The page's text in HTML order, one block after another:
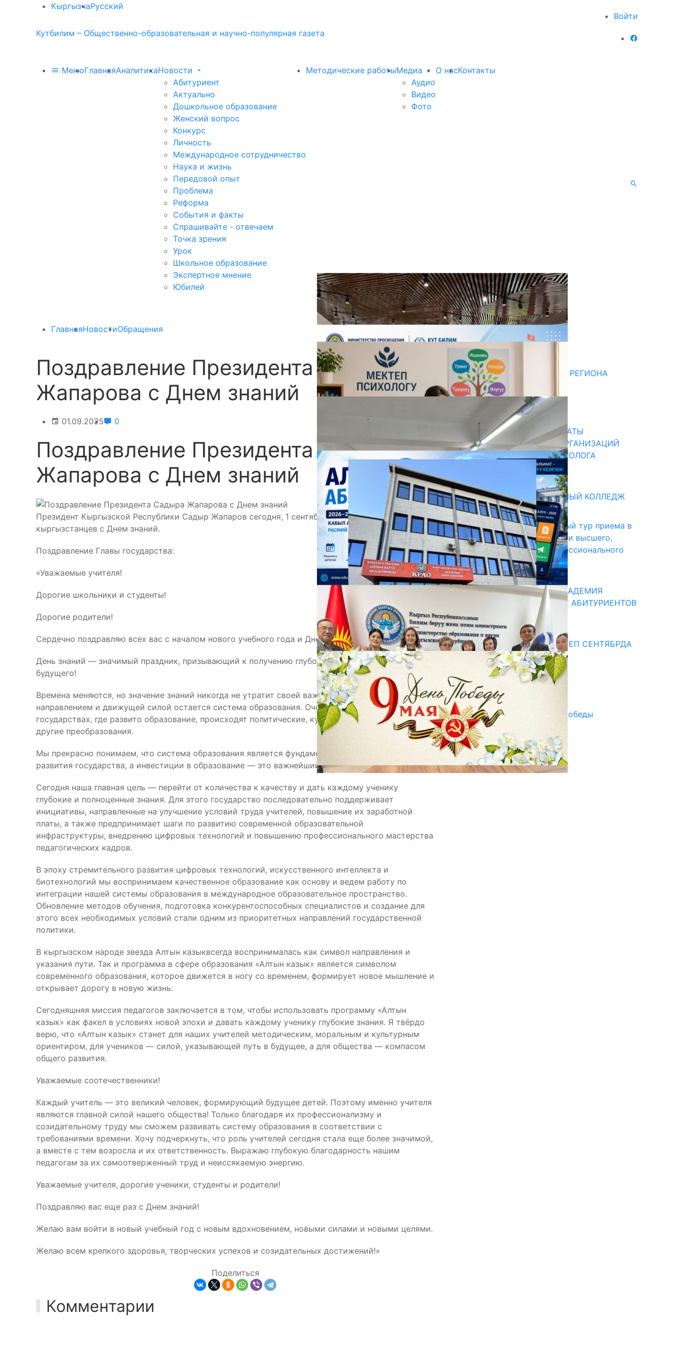
КыргызчаРусский
Войти
Кутбилим – Общественно-образовательная и научно-популярная газета
МенюГлавнаяАналитикаНовости
Абитуриент
Актуально
Дошкольное образование
Женский вопрос
Конкурс
Личность
Международное сотрудничество
Наука и жизнь
Передовой опыт
Проблема
Реформа
События и факты
Спрашивайте - отвечаем
Точка зрения
Урок
Школьное образование
Экспертное мнение
Юбилей
Методические работыМедиа
Аудио
Видео
Фото
О насКонтакты
ГлавнаяНовостиОбращения
Поздравление Президента Садыра
Жапарова с Днем знаний
01.09.2025 0
Поздравление Президента Садыра
Жапарова с Днем знаний
Президент Кыргызской Республики Садыр Жапаров сегодня, 1 сентября, поздравил
кыргызстанцев с Днем знаний.
Поздравление Главы государства:
«Уважаемые учителя!
Дорогие школьники и студенты!
Дорогие родители!
Сердечно поздравляю всех вас с началом нового учебного года и Днем знаний!
День знаний — значимый праздник, призывающий к получению глубоких знаний во имя светлого
будущего!
Времена меняются, но значение знаний никогда не утратит своей важности. И в XXI веке главным
направлением и движущей силой остается система образования. Очевидно, что только в тех
государствах, где развито образование, происходят политические, культурные, экономические и
другие преобразования.
Мы прекрасно понимаем, что система образования является фундаментом долгосрочного
развития государства, а инвестиции в образование — это важнейший вклад в будущее страны.
Сегодня наша главная цель — перейти от количества к качеству и дать каждому ученику
глубокие и полноценные знания. Для этого государство последовательно поддерживает
инициативы, направленные на улучшение условий труда учителей, повышение их заработной
платы, а также предпринимает шаги по развитию современной образовательной
инфраструктуры, внедрению цифровых технологий и повышению профессионального мастерства
педагогических кадров.
В эпоху стремительного развития цифровых технологий, искусственного интеллекта и
биотехнологий мы воспринимаем качественное образование как основу и ведем работу по
интеграции нашей системы образования в международное образовательное пространство.
Обновление методов обучения, подготовка конкурентоспособных специалистов и создание для
этого всех необходимых условий стали одним из приоритетных направлений государственной
политики.
В кыргызском народе звезда Алтын казыквсегда воспринималась как символ направления и
указания пути. Так и программа в сфере образования «Алтын казык» является символом
современного образования, которое движется в ногу со временем, формирует новое мышление и
открывает дорогу в новую жизнь.
Сегодняшняя миссия педагогов заключается в том, чтобы использовать программу «Алтын
казык» как факел в условиях новой эпохи и давать каждому ученику глубокие знания. Я твёрдо
верю, что «Алтын казык» станет для наших учителей методическим, моральным и культурным
ориентиром, для учеников — силой, указывающей путь в будущее, а для общества — компасом
общего развития.
Уважаемые соотечественники!
Каждый учитель — это великий человек, формирующий будущее детей. Поэтому именно учителя
являются главной силой нашего общества! Только благодаря их профессионализму и
созидательному труду мы сможем развивать систему образования в соответствии с
требованиями времени. Хочу подчеркнуть, что роль учителей сегодня стала еще более значимой,
а вместе с тем возросла и их ответственность. Выражаю глубокую благодарность нашим
педагогам за их самоотверженный труд и неиссякаемую энергию.
Уважаемые учителя, дорогие ученики, студенты и родители!
Поздравляю вас еще раз с Днем знаний!
Желаю вам войти в новый учебный год с новым вдохновением, новыми силами и новыми целями.
Желаю всем крепкого здоровья, творческих успехов и созидательных достижений!»
Поделиться
Комментарии
Последние новости
ДЛЯ МЕТОДИСТОВ ЮЖНОГО РЕГИОНА
НАЧАЛОСЬ ОБУЧЕНИЕ
05.08.2026
В ПРИМЕРНЫЕ ТИПОВЫЕ ШТАТЫ
ОБЩЕОБРАЗОВАТЕЛЬНЫХ ОРГАНИЗАЦИЙ
ВВЕДЕНА ДОЛЖНОСТЬ ПСИХОЛОГА
Абитуриент
БИШКЕКСКИЙ УНИВЕРСАЛЬНЫЙ КОЛЛЕДЖ
17.07.2026
В Кыргызстане начался первый тур приема в
образовательные организации высшего,
среднего и начального профессионального
образования
13.07.2026
КЫРГЫЗКО-РОССИЙСКАЯ АКАДЕМИЯ
ОБРАЗОВАНИЯ ПРИГЛАШАЕТ АБИТУРИЕНТОВ
10.07.2026
Медиа
СУЗАКТА 750 ОРУНДУУ МЕКТЕП СЕНТЯБРДА
ПАЙДАЛАНУУГА БЕРИЛЕТ
07.08.2025
Улуу Жеңиштин жандуу сөзү
29.04.2025
Награды в преддверии Дня Победы
29.04.2025